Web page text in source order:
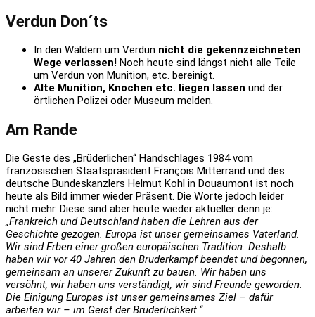
Verdun Don´ts
In den Wäldern um Verdun nicht die gekennzeichneten
Wege verlassen! Noch heute sind längst nicht alle Teile
um Verdun von Munition, etc. bereinigt.
Alte Munition, Knochen etc. liegen lassen und der
örtlichen Polizei oder Museum melden.
Am Rande
Die Geste des „Brüderlichen“ Handschlages 1984 vom
französischen Staatspräsident François Mitterrand und des
deutsche Bundeskanzlers Helmut Kohl in Douaumont ist noch
heute als Bild immer wieder Präsent. Die Worte jedoch leider
nicht mehr. Diese sind aber heute wieder aktueller denn je:
„Frankreich und Deutschland haben die Lehren aus der
Geschichte gezogen. Europa ist unser gemeinsames Vaterland.
Wir sind Erben einer großen europäischen Tradition. Deshalb
haben wir vor 40 Jahren den Bruderkampf beendet und begonnen,
gemeinsam an unserer Zukunft zu bauen. Wir haben uns
versöhnt, wir haben uns verständigt, wir sind Freunde geworden.
Die Einigung Europas ist unser gemeinsames Ziel – dafür
arbeiten wir – im Geist der Brüderlichkeit.“